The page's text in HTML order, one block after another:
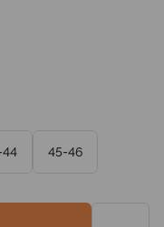
45-46